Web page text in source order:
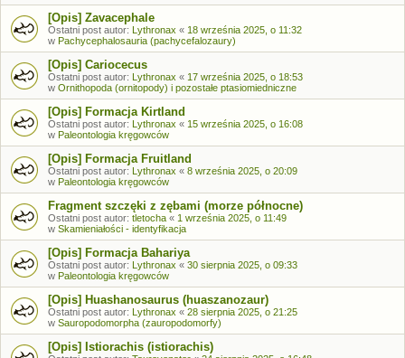
[Opis] Zavacephale
Ostatni post autor: Lythronax « 18 września 2025, o 11:32
w Pachycephalosauria (pachycefalozaury)
[Opis] Cariocecus
Ostatni post autor: Lythronax « 17 września 2025, o 18:53
w Ornithopoda (ornitopody) i pozostałe ptasiomiedniczne
[Opis] Formacja Kirtland
Ostatni post autor: Lythronax « 15 września 2025, o 16:08
w Paleontologia kręgowców
[Opis] Formacja Fruitland
Ostatni post autor: Lythronax « 8 września 2025, o 20:09
w Paleontologia kręgowców
Fragment szczęki z zębami (morze północne)
Ostatni post autor: tletocha « 1 września 2025, o 11:49
w Skamieniałości - identyfikacja
[Opis] Formacja Bahariya
Ostatni post autor: Lythronax « 30 sierpnia 2025, o 09:33
w Paleontologia kręgowców
[Opis] Huashanosaurus (huaszanozaur)
Ostatni post autor: Lythronax « 28 sierpnia 2025, o 21:25
w Sauropodomorpha (zauropodomorfy)
[Opis] Istiorachis (istiorachis)